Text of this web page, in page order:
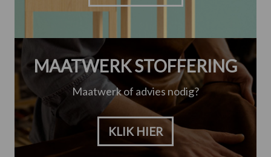
MAATWERK STOFFERING
Maatwerk of advies nodig?
KLIK HIER